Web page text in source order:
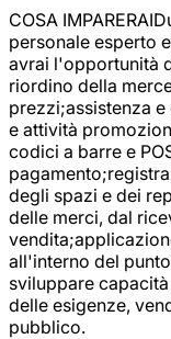
COSA
personale esperto
avrai l'opportunità
riordino della
prezzi;assistenza
e attività
codici a barre e
degli spazi e dei
delle merci, dal
all'interno del
sviluppare
delle esigenze,
pubblico.